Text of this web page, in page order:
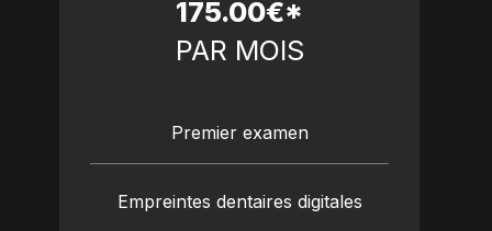
175.00€*
PAR MOIS
Premier examen
Empreintes dentaires digitales